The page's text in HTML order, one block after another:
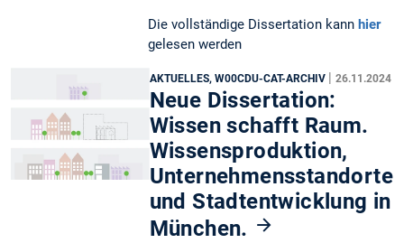
Die vollständige Dissertation kann hier
gelesen werden
AKTUELLES, W00CDU-CAT-ARCHIV 26.11.2024
Neue Dissertation:
Wissen schafft Raum.
Wissensproduktion,
Unternehmensstandorte
und Stadtentwicklung in
München.